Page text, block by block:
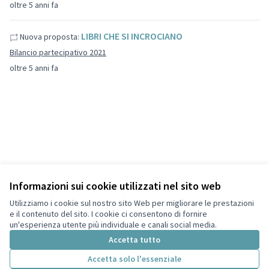
Informazioni sui cookie utilizzati nel sito web
Utilizziamo i cookie sul nostro sito Web per migliorare le prestazioni
e il contenuto del sito. I cookie ci consentono di fornire
un'esperienza utente più individuale e canali social media.
Accetta tutto
Accetta solo l'essenziale
oltre 5 anni fa
oltre 5 anni fa
Nuova proposta: LIBRI CHE SI INCROCIANO
Bilancio partecipativo 2021
Termini di servizio
Impostazioni dei cookie
Italiano
Choose languageScegli la lingua